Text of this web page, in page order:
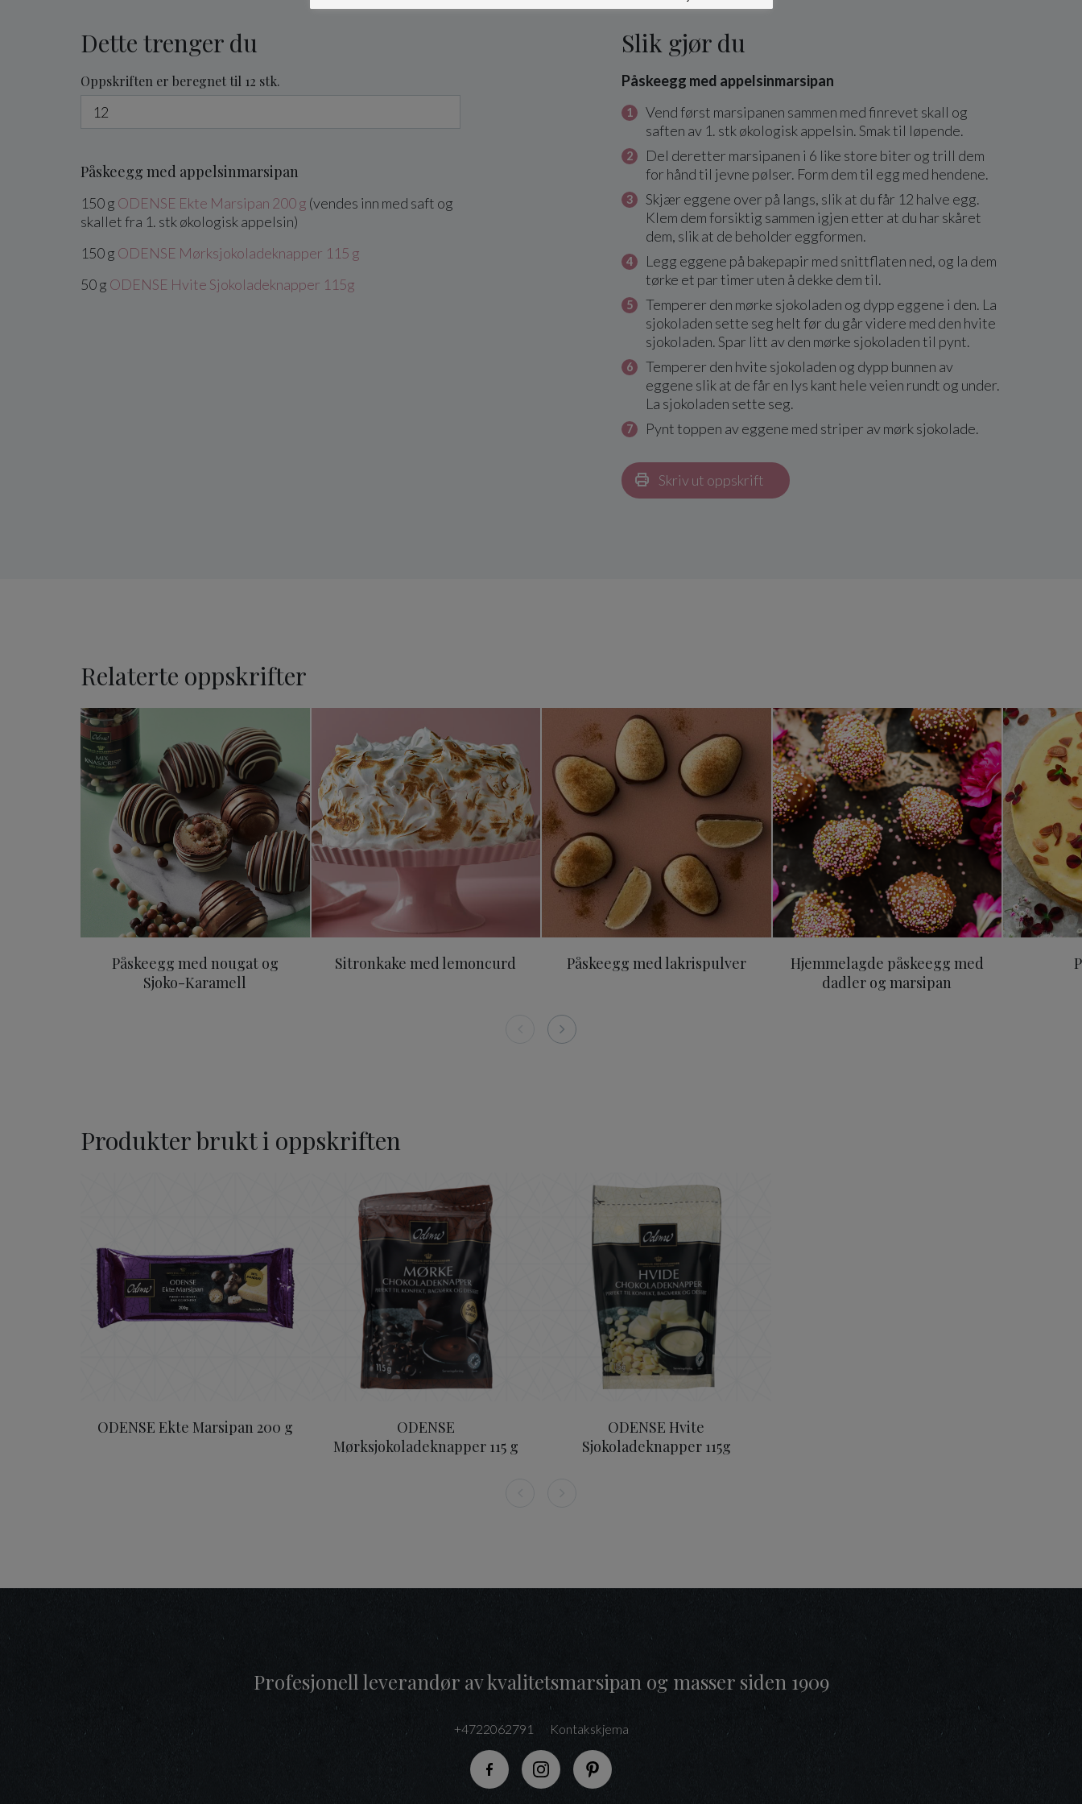
Dette trenger du
Oppskriften er beregnet til 12 stk.
Påskeegg med appelsinmarsipan
150g ODENSE Ekte Marsipan 200 g (vendes inn med saft og
skallet fra 1. stk økologisk appelsin)
150g ODENSE Mørksjokoladeknapper 115 g
50g ODENSE Hvite Sjokoladeknapper 115g
Slik gjør du
Påskeegg med appelsinmarsipan
Vend først marsipanen sammen med finrevet skall og
saften av 1. stk økologisk appelsin. Smak til løpende.
Del deretter marsipanen i 6 like store biter og trill dem
for hånd til jevne pølser. Form dem til egg med hendene.
Skjær eggene over på langs, slik at du får 12 halve egg.
Klem dem forsiktig sammen igjen etter at du har skåret
dem, slik at de beholder eggformen.
Legg eggene på bakepapir med snittflaten ned, og la dem
tørke et par timer uten å dekke dem til.
Temperer den mørke sjokoladen og dypp eggene i den. La
sjokoladen sette seg helt før du går videre med den hvite
sjokoladen. Spar litt av den mørke sjokoladen til pynt.
Temperer den hvite sjokoladen og dypp bunnen av
eggene slik at de får en lys kant hele veien rundt og under.
La sjokoladen sette seg.
Pynt toppen av eggene med striper av mørk sjokolade.
Skriv ut oppskrift
Relaterte oppskrifter
Påskeegg med nougat og
Sjoko-Karamell
Sitronkake med lemoncurd Påskeegg med lakrispulver
Påskeegg med lakrispulver
Hjemmelagde påskeegg med
dadler og marsipan
Hjemmelagde påskeegg med
Produkter brukt i oppskriften
ODENSE Ekte Marsipan 200 g
ODENSE
Mørksjokoladeknapper 115 g
ODENSE Mørksjokoladeknapper 115 g
ODENSE Hvite
Sjokoladeknapper 115g
ODENSE Hvite Sjokoladeknapper 115g
Profesjonell leverandør av kvalitetsmarsipan og masser siden 1909
+4722062791 Kontakskjema
Følg oss på Facebook
Følg oss på Instagram
Følg oss på Pinterest